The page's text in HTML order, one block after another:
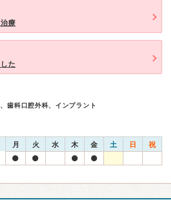
療
た
歯科口腔外科、インプラント
月 火 水 木 金 土 日 祝